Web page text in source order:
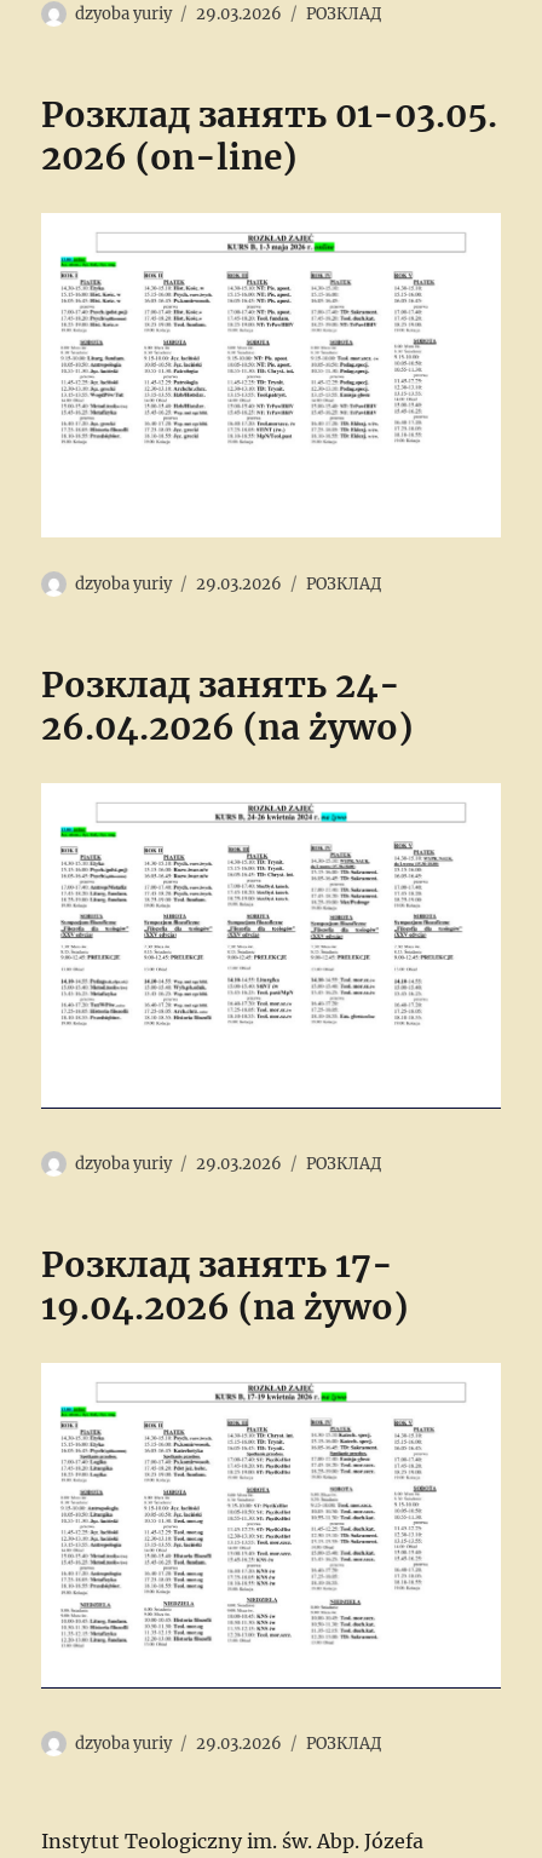
Author
dzyoba yuriy
Posted
29.03.2026 Categories
РОЗКЛАД
Розклад занять 01-03.05.
2026 (on-line)
Author
dzyoba yuriy
Posted
29.03.2026 Categories
РОЗКЛАД
Розклад занять 24-
26.04.2026 (na żywo)
Author
dzyoba yuriy
Posted
29.03.2026 Categories
РОЗКЛАД
Розклад занять 17-
19.04.2026 (na żywo)
Author
dzyoba yuriy
Posted
29.03.2026 Categories
РОЗКЛАД
Instytut Teologiczny im. św. Abp. Józefa